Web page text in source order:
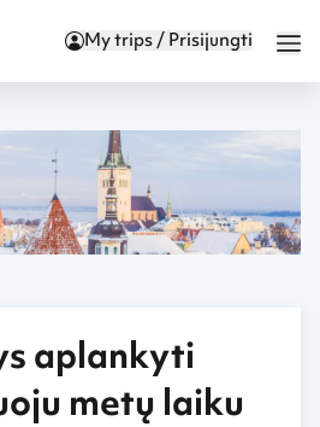
My trips / Prisijungti
aplankyti
metų laiku